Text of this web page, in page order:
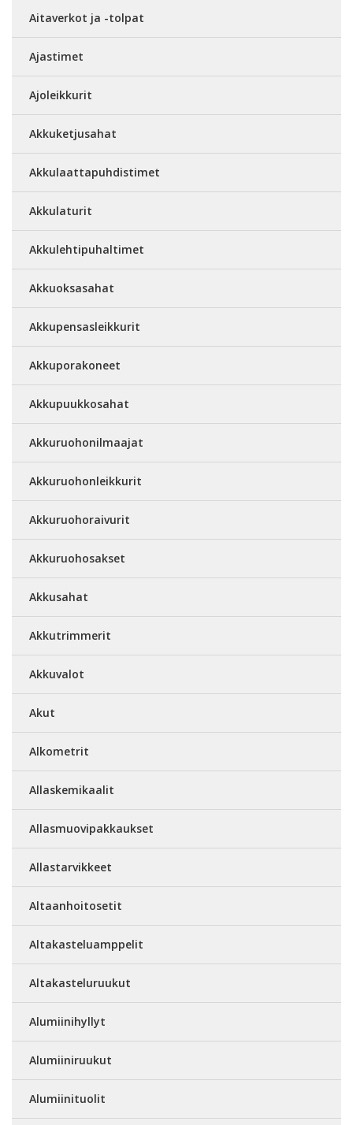
Aitaverkot ja -tolpat
Ajastimet
Ajoleikkurit
Akkuketjusahat
Akkulaattapuhdistimet
Akkulaturit
Akkulehtipuhaltimet
Akkuoksasahat
Akkupensasleikkurit
Akkuporakoneet
Akkupuukkosahat
Akkuruohonilmaajat
Akkuruohonleikkurit
Akkuruohoraivurit
Akkuruohosakset
Akkusahat
Akkutrimmerit
Akkuvalot
Akut
Alkometrit
Allaskemikaalit
Allasmuovipakkaukset
Allastarvikkeet
Altaanhoitosetit
Altakasteluamppelit
Altakasteluruukut
Alumiinihyllyt
Alumiiniruukut
Alumiinituolit